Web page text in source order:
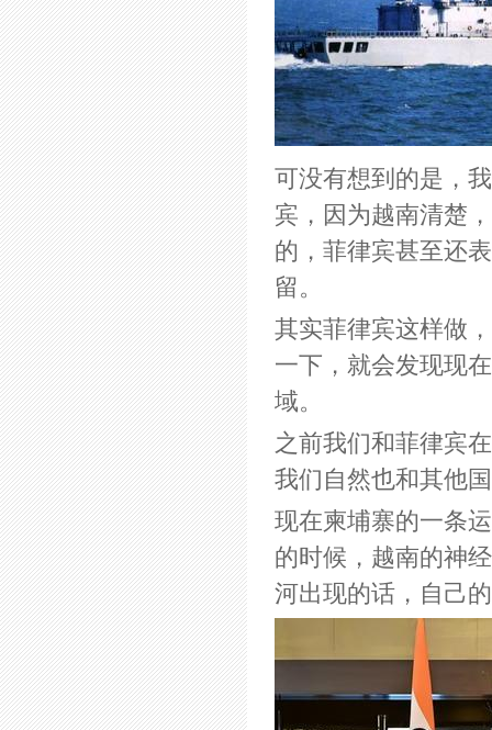
可没有想到的是，
宾，因为越南清楚
的，菲律宾甚至还
留。
其实菲律宾这样做
一下，就会发现现
域。
之前我们和菲律宾
我们自然也和其他
现在柬埔寨的一条
的时候，越南的神
河出现的话，自己